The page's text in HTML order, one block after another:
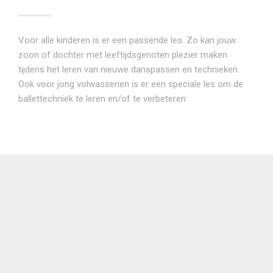
Voor alle kinderen is er een passende les. Zo kan jouw
zoon of dochter met leeftijdsgenoten plezier maken
tijdens het leren van nieuwe danspassen en technieken.
Ook voor jong volwassenen is er een speciale les om de
ballettechniek te leren en/of te verbeteren